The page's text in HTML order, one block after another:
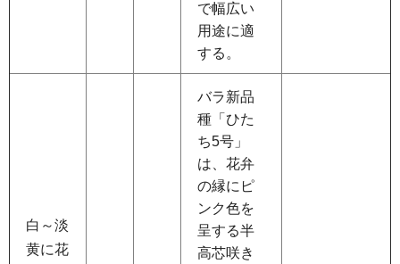
で幅広い
用途に適
する。
白～淡
黄に花
バラ新品
種「ひた
ち5号」
は、花弁
の縁にピ
ンク色を
呈する半
高芯咲き